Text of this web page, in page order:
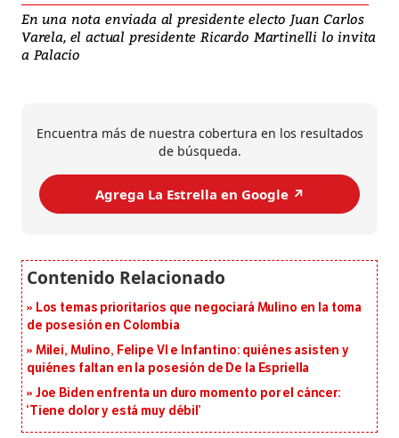
En una nota enviada al presidente electo Juan Carlos
Varela, el actual presidente Ricardo Martinelli lo invita
a Palacio
Encuentra más de nuestra cobertura en los resultados
de búsqueda.
Agrega La Estrella en Google ↗️
Los temas prioritarios que negociará Mulino en la toma
de posesión en Colombia
Milei, Mulino, Felipe VI e Infantino: quiénes asisten y
quiénes faltan en la posesión de De la Espriella
Joe Biden enfrenta un duro momento por el cáncer:
‘Tiene dolor y está muy débil’